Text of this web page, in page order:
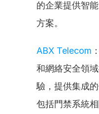
的企業提供智
方案。
ABX Telecom
和網絡安全領
驗，提供集成
包括門禁系統